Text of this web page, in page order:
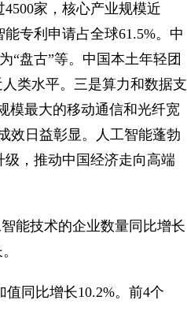
家，核心产业规模近
专利申请占全球61.5%。中
“盘古”等。中国本土年轻团
类水平。三是算力和数据支
模最大的移动通信和光纤宽
效日益彰显。人工智能蓬勃
，推动中国经济走向高端
能技术的企业数量同比增长
同比增长10.2%。前4个